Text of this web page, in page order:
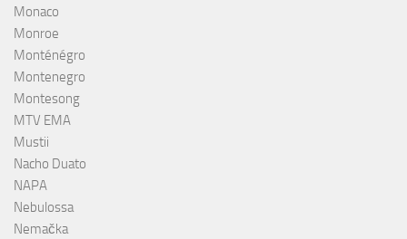
Monaco
Monroe
Monténégro
Montenegro
Montesong
MTV EMA
Mustii
Nacho Duato
NAPA
Nebulossa
Nemačka